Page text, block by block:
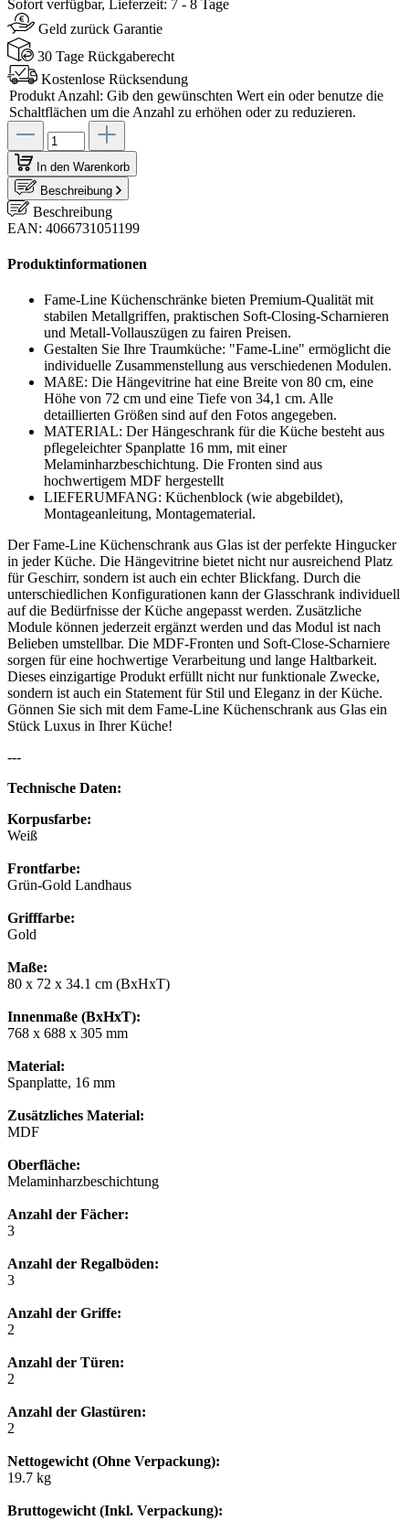
Sofort verfügbar, Lieferzeit: 7 - 8 Tage
Geld zurück Garantie
30 Tage Rückgaberecht
Kostenlose Rücksendung
Produkt Anzahl: Gib den gewünschten Wert ein oder benutze die
Schaltflächen um die Anzahl zu erhöhen oder zu reduzieren.
In den Warenkorb
Beschreibung
Beschreibung
EAN: 4066731051199
Produktinformationen
Fame-Line Küchenschränke bieten Premium-Qualität mit
stabilen Metallgriffen, praktischen Soft-Closing-Scharnieren
und Metall-Vollauszügen zu fairen Preisen.
Gestalten Sie Ihre Traumküche: "Fame-Line" ermöglicht die
individuelle Zusammenstellung aus verschiedenen Modulen.
MAßE: Die Hängevitrine hat eine Breite von 80 cm, eine
Höhe von 72 cm und eine Tiefe von 34,1 cm. Alle
detaillierten Größen sind auf den Fotos angegeben.
MATERIAL: Der Hängeschrank für die Küche besteht aus
pflegeleichter Spanplatte 16 mm, mit einer
Melaminharzbeschichtung. Die Fronten sind aus
hochwertigem MDF hergestellt
LIEFERUMFANG: Küchenblock (wie abgebildet),
Montageanleitung, Montagematerial.
Der Fame-Line Küchenschrank aus Glas ist der perfekte Hingucker
in jeder Küche. Die Hängevitrine bietet nicht nur ausreichend Platz
für Geschirr, sondern ist auch ein echter Blickfang. Durch die
unterschiedlichen Konfigurationen kann der Glasschrank individuell
auf die Bedürfnisse der Küche angepasst werden. Zusätzliche
Module können jederzeit ergänzt werden und das Modul ist nach
Belieben umstellbar. Die MDF-Fronten und Soft-Close-Scharniere
sorgen für eine hochwertige Verarbeitung und lange Haltbarkeit.
Dieses einzigartige Produkt erfüllt nicht nur funktionale Zwecke,
sondern ist auch ein Statement für Stil und Eleganz in der Küche.
Gönnen Sie sich mit dem Fame-Line Küchenschrank aus Glas ein
Stück Luxus in Ihrer Küche!
---
Technische Daten:
Korpusfarbe:
Weiß
Frontfarbe:
Grün-Gold Landhaus
Grifffarbe:
Gold
Maße:
80 x 72 x 34.1 cm (BxHxT)
Innenmaße (BxHxT):
768 x 688 x 305 mm
Material:
Spanplatte, 16 mm
Zusätzliches Material:
MDF
Oberfläche:
Melaminharzbeschichtung
Anzahl der Fächer:
3
Anzahl der Regalböden:
3
Anzahl der Griffe:
2
Anzahl der Türen:
2
Anzahl der Glastüren:
2
Nettogewicht (Ohne Verpackung):
19.7 kg
Bruttogewicht (Inkl. Verpackung):